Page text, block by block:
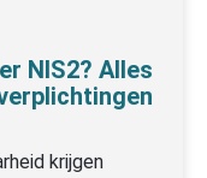
NIS2? Alles
krijgen